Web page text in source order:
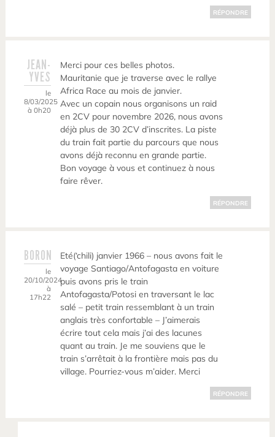
RÉPONDRE
JEAN-
YVES
le
8/03/2025
à 0h20
Merci pour ces belles photos.
Mauritanie que je traverse avec le rallye
Africa Race au mois de janvier.
Avec un copain nous organisons un raid
en 2CV pour novembre 2026, nous avons
déjà plus de 30 2CV d’inscrites. La piste
du train fait partie du parcours que nous
avons déjà reconnu en grande partie.
Bon voyage à vous et continuez à nous
faire rêver.
RÉPONDRE
BORON
le
20/10/2024
à
17h22
Eté(‘chili) janvier 1966 – nous avons fait le
voyage Santiago/Antofagasta en voiture
puis avons pris le train
Antofagasta/Potosi en traversant le lac
salé – petit train ressemblant à un train
anglais très confortable – J’aimerais
écrire tout cela mais j’ai des lacunes
quant au train. Je me souviens que le
train s’arrêtait à la frontière mais pas du
village. Pourriez-vous m’aider. Merci
RÉPONDRE